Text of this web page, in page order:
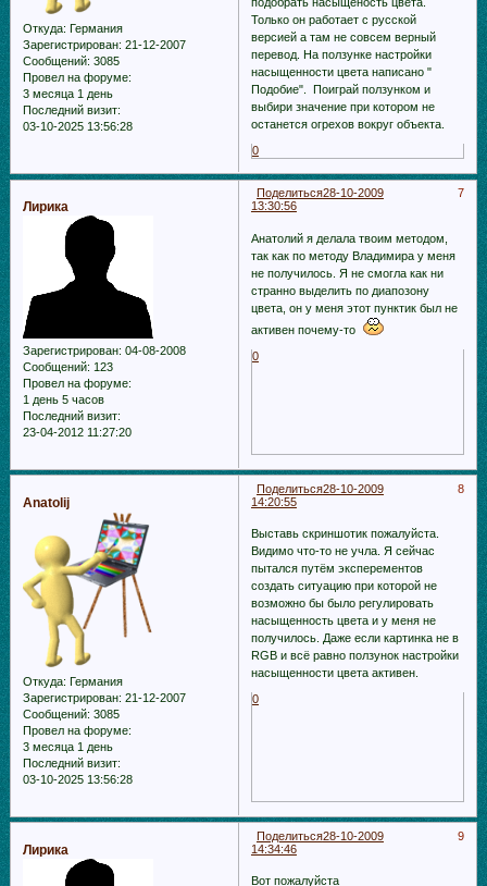
Откуда: Германия
Зарегистрирован: 21-12-2007
Сообщений: 3085
Провел на форуме:
3 месяца 1 день
Последний визит:
03-10-2025 13:56:28
Только он работает с русской
версией а там не совсем верный
перевод. На ползунке настройки
насыщенности цвета написано "
Подобие". Поиграй ползунком и
выбири значение при котором не
останется огрехов вокруг объекта.
0
Поделиться 7
28-10-2009
13:30:56
Лирика
Зарегистрирован: 04-08-2008
Сообщений: 123
Провел на форуме:
1 день 5 часов
Последний визит:
23-04-2012 11:27:20
Анатолий я делала твоим методом,
так как по методу Владимира у меня
не получилось. Я не смогла как ни
странно выделить по диапозону
цвета, он у меня этот пунктик был не
активен почему-то
0
Поделиться 8
28-10-2009
14:20:55
Anatolij
Откуда: Германия
Зарегистрирован: 21-12-2007
Сообщений: 3085
Провел на форуме:
3 месяца 1 день
Последний визит:
03-10-2025 13:56:28
Выставь скриншотик пожалуйста.
Видимо что-то не учла. Я сейчас
пытался путём эксперементов
создать ситуацию при которой не
возможно бы было регулировать
насыщенность цвета и у меня не
получилось. Даже если картинка не в
RGB и всё равно ползунок настройки
насыщенности цвета активен.
0
Поделиться 9
28-10-2009
14:34:46
Лирика
Вот пожалуйста